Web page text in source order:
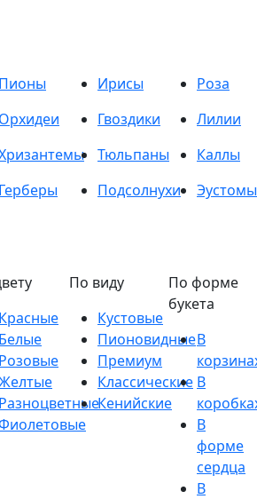
Пионы Ирисы
Роза
Орхидеи Гвоздики
Лилии
Тюльпаны
Каллы
Подсолнухи
Эустомы
Красные
Белые
Розовые
Разноцветные
По виду
Кустовые
Пионовидные
Премиум
Классические
Кенийские
По форме
букета
В
В
В
форме
сердца
В